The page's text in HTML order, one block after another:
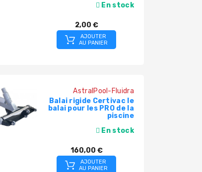
En stock
2,00 €
AJOUTER
AU PANIER
AstralPool-Fluidra
Balai rigide Certivac le
balai pour les PRO de la
piscine
En stock
160,00 €
AJOUTER
AU PANIER